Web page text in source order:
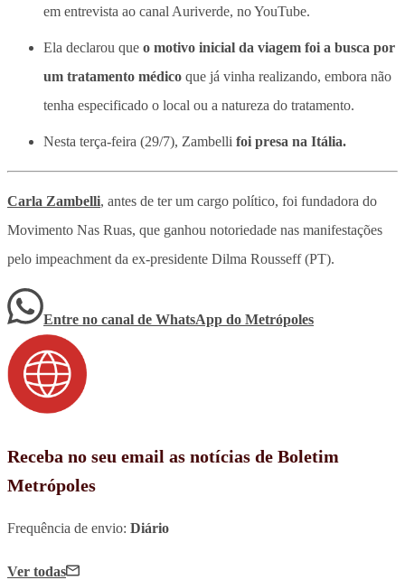
em entrevista ao canal Auriverde, no YouTube.
Ela declarou que o motivo inicial da viagem foi a busca por
um tratamento médico que já vinha realizando, embora não
tenha especificado o local ou a natureza do tratamento.
Nesta terça-feira (29/7), Zambelli foi presa na Itália.
Carla Zambelli, antes de ter um cargo político, foi fundadora do
Movimento Nas Ruas, que ganhou notoriedade nas manifestações
pelo impeachment da ex-presidente Dilma Rousseff (PT).
Entre no canal de WhatsApp do Metrópoles
Receba no seu email as notícias de Boletim
Metrópoles
Frequência de envio: Diário
Ver todas